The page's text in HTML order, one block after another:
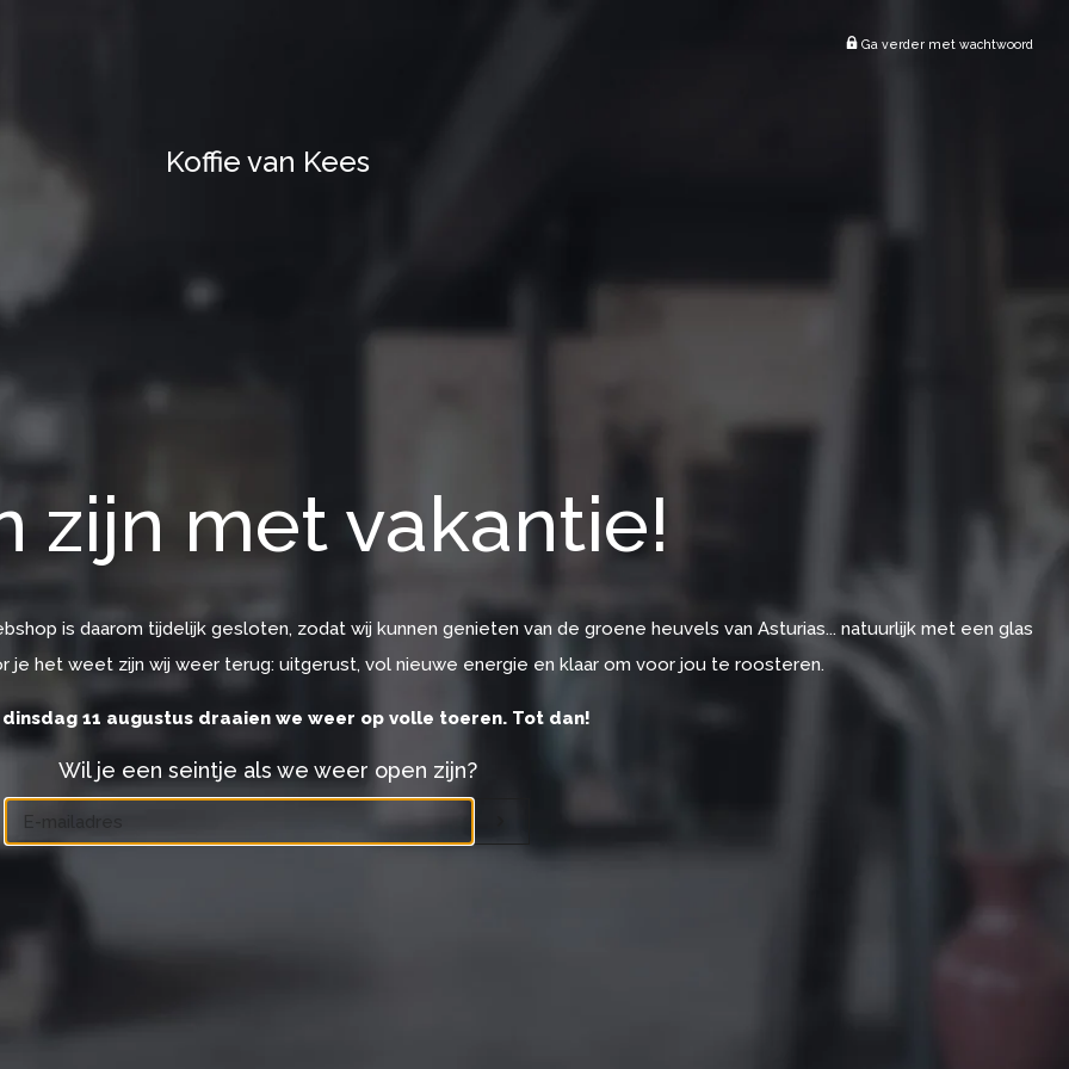
Ga verder met wachtwoord
Koffie van Kees
zijn met vakantie!
is daarom tijdelijk gesloten, zodat wij kunnen genieten van de groene heuvels van Asturias... natuurlijk met een glas
je het weet zijn wij weer terug: uitgerust, vol nieuwe energie en klaar om voor jou te roosteren.
11 augustus draaien we weer op volle toeren. Tot dan!
Wil je een seintje als we weer open zijn?
Email